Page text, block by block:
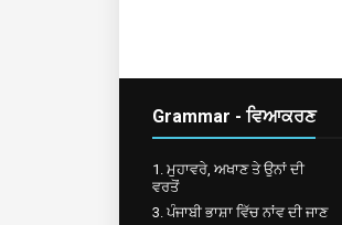
Grammar - ਵਿਆਕਰਣ
1. ਮੁਹਾਵਰੇ, ਅਖਾਣ ਤੇ ਉਨਾਂ ਦੀ
ਵਰਤੋਂ
3. ਪੰਜਾਬੀ ਭਾਸ਼ਾ ਵਿੱਚ ਨਾਂਵ ਦੀ ਜਾਣ